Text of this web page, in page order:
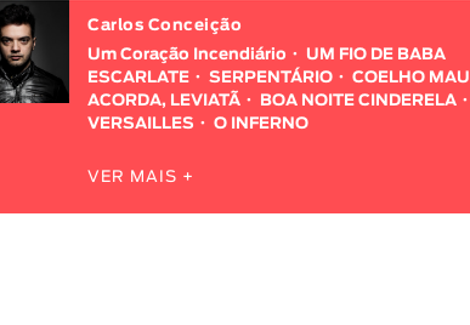
Carlos Conceição
Um Coração Incendiário
UM FIO DE BABA
ESCARLATE
SERPENTÁRIO
COELHO MAU
ACORDA, LEVIATÃ
BOA NOITE CINDERELA
VERSAILLES
O INFERNO
VER MAIS +